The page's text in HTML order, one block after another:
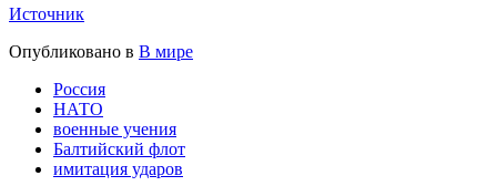
Источник
Опубликовано в В мире
Россия
НАТО
военные учения
Балтийский флот
имитация ударов